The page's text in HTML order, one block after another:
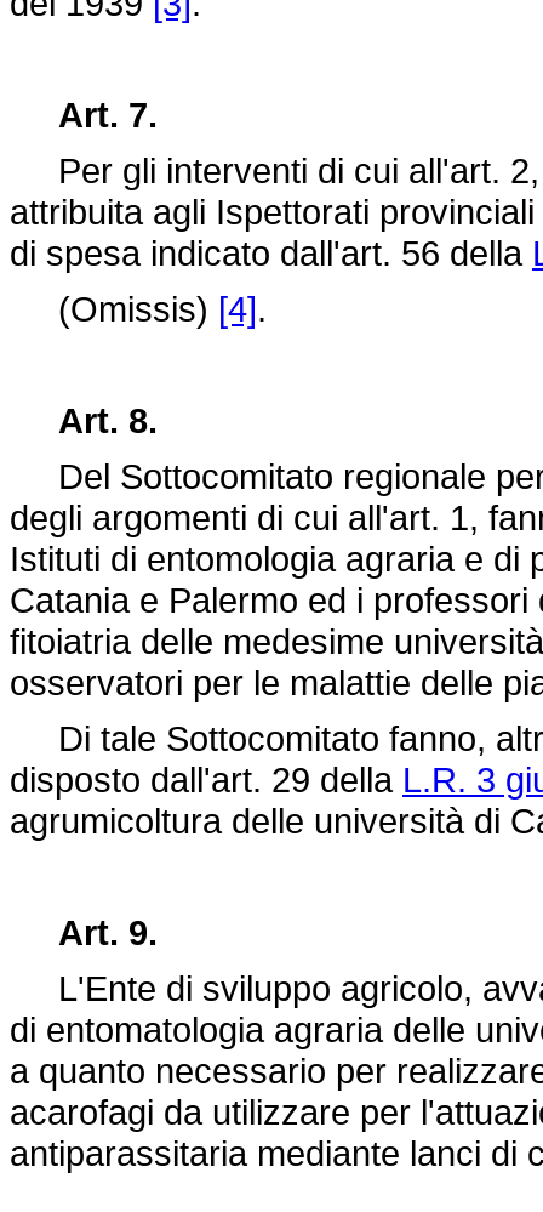
Art. 7.
Per gli interventi di cui all'art.
attribuita agli Ispettorati
di spesa indicato dall'art. 56 della
(Omissis) [4].
Art. 8.
Del Sottocomitato regionale
degli argomenti di cui all'art. 1,
Istituti di entomologia agraria e di
Catania e Palermo ed i
fitoiatria delle medesime
osservatori per le malattie delle
Di tale Sottocomitato fanno,
disposto dall'art. 29 della L.R. 3
agrumicoltura delle università di
Art. 9.
L'Ente di sviluppo agricolo,
di entomatologia agraria delle
a quanto necessario per
acarofagi da utilizzare per
antiparassitaria mediante lanci di